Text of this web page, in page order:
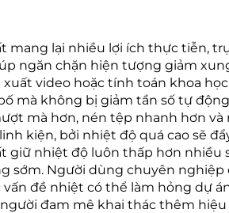
mang lại nhiều lợi ích thực tiễn,
ngăn chặn hiện tượng giảm
video hoặc tính toán khoa
mà không bị giảm tần số tự
mà hơn, nén tệp nhanh hơn
kiện, bởi nhiệt độ quá cao sẽ
giữ nhiệt độ luôn thấp hơn nhiều
sớm. Người dùng chuyên
vấn đề nhiệt có thể làm hỏng dự
đam mê khai thác thêm